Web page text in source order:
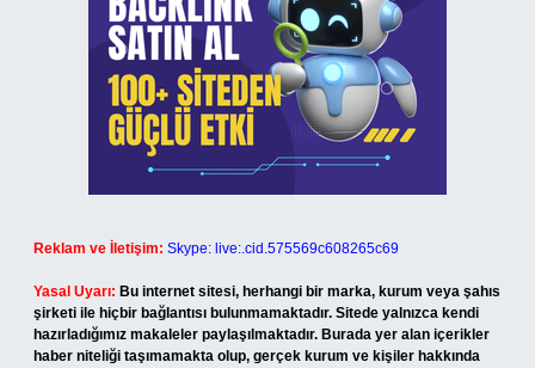
Reklam ve İletişim: Skype: live:.cid.575569c608265c69
Yasal Uyarı: Bu internet sitesi, herhangi bir marka, kurum veya şahıs
şirketi ile hiçbir bağlantısı bulunmamaktadır. Sitede yalnızca kendi
hazırladığımız makaleler paylaşılmaktadır. Burada yer alan içerikler
haber niteliği taşımamakta olup, gerçek kurum ve kişiler hakkında